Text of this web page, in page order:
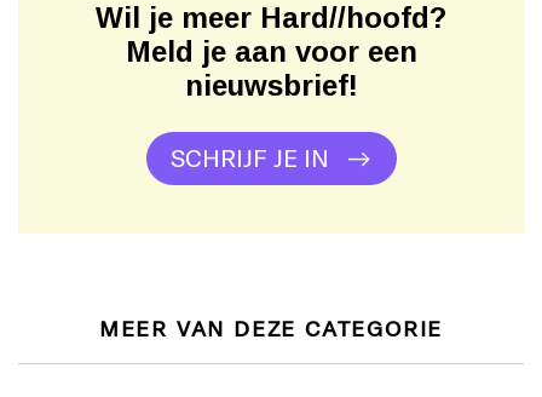
Wil je meer Hard//hoofd?
Meld je aan voor een
nieuwsbrief!
SCHRIJF JE IN
MEER VAN DEZE CATEGORIE